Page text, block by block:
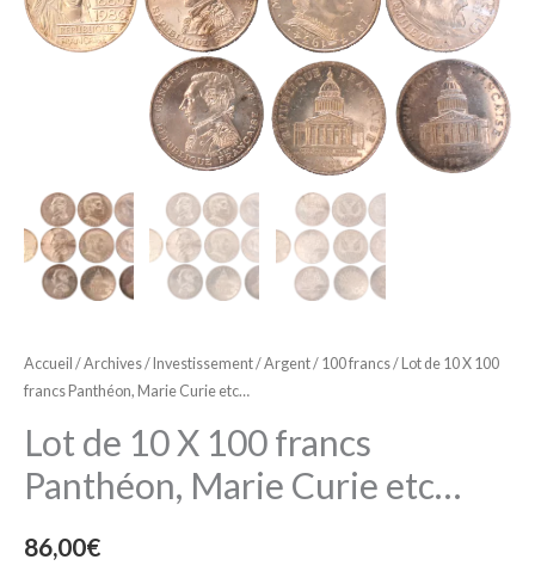
Accueil /Archives/ Investissement/Argent/ 100 francs/ Lot de 10 X 100
francs Panthéon, Marie Curie etc…
Lot de 10 X 100 francs
Panthéon, Marie Curie etc…
86,00€